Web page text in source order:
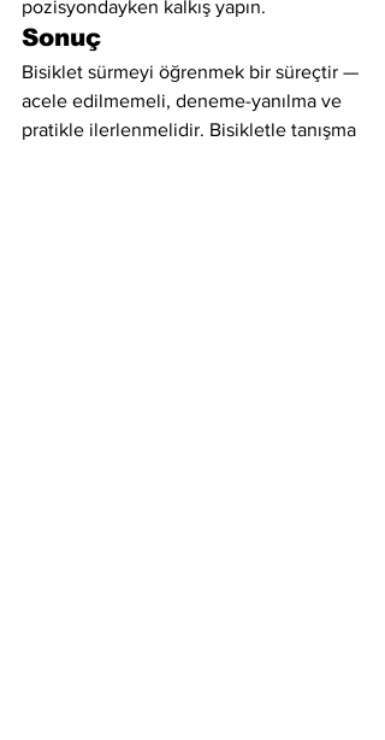
pozisyondayken kalkış yapın.
Sonuç
Bisiklet sürmeyi öğrenmek bir süreçtir —
acele edilmemeli, deneme-yanılma ve
pratikle ilerlenmelidir. Bisikletle tanışma